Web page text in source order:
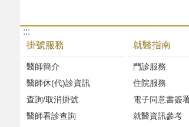
:::
掛號服務
醫師簡介
醫師休(代)診資訊
查詢/取消掛號
醫師看診查詢
就醫指南
門診服務
住院服務
電子同意書簽
就醫資訊參考